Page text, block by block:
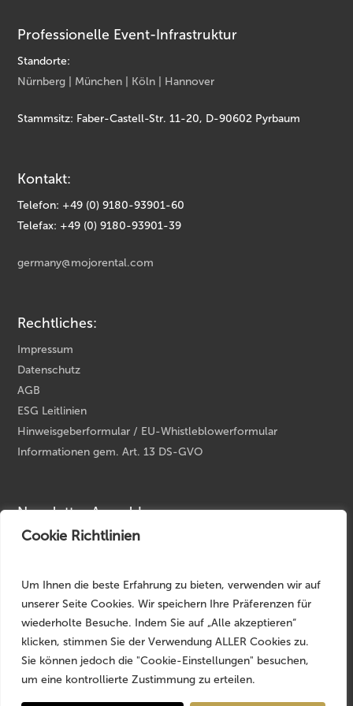
Cookie Richtlinien
Um Ihnen die beste Erfahrung zu bieten, verwenden wir auf
unserer Seite Cookies. Wir speichern Ihre Präferenzen für
wiederholte Besuche. Indem Sie auf „Alle akzeptieren“
klicken, stimmen Sie der Verwendung ALLER Cookies zu.
Sie können jedoch die "Cookie-Einstellungen" besuchen,
um eine kontrollierte Zustimmung zu erteilen.
Professionelle Event-Infrastruktur
Standorte:
Nürnberg | München | Köln | Hannover
Stammsitz: Faber-Castell-Str. 11-20, D-90602 Pyrbaum
Kontakt:
Telefon: +49 (0) 9180-93901-60
Telefax: +49 (0) 9180-93901-39
germany@mojorental.com
Rechtliches:
Impressum
Datenschutz
AGB
ESG Leitlinien
Hinweisgeberformular / EU-Whistleblowerformular
Informationen gem. Art. 13 DS-GVO
Newsletter Anmeldung